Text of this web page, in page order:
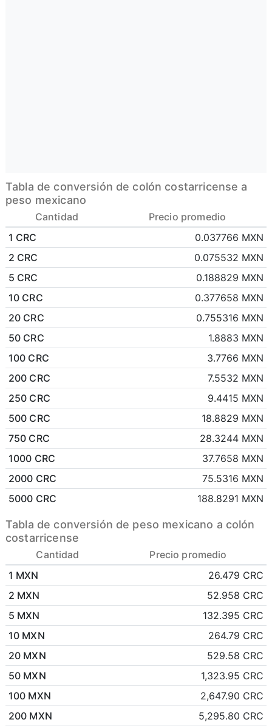
Tabla de conversión de colón costarricense a
peso mexicano
Cantidad
Precio promedio
1 CRC
0.037766 MXN
2 CRC
0.075532 MXN
5 CRC
0.188829 MXN
10 CRC
0.377658 MXN
20 CRC
0.755316 MXN
50 CRC
1.8883 MXN
100 CRC
3.7766 MXN
200 CRC
7.5532 MXN
250 CRC
9.4415 MXN
500 CRC
18.8829 MXN
750 CRC
28.3244 MXN
1000 CRC
37.7658 MXN
2000 CRC
75.5316 MXN
5000 CRC
188.8291 MXN
Tabla de conversión de peso mexicano a colón
costarricense
Cantidad
Precio promedio
1 MXN
26.479 CRC
2 MXN
52.958 CRC
5 MXN
132.395 CRC
10 MXN
264.79 CRC
20 MXN
529.58 CRC
50 MXN
1,323.95 CRC
100 MXN
2,647.90 CRC
200 MXN
5,295.80 CRC